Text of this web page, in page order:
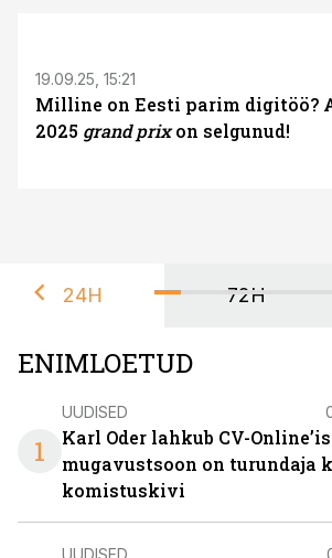
19.09.25, 15:21
Milline on Eesti parim digitöö?
2025 grand prixon selgunud!
24H 72H
ENIMLOETUD
1
UUDISED
Karl Oder lahkub CV-
mugavustsoon on turundaja
komistuskivi
UUDISED